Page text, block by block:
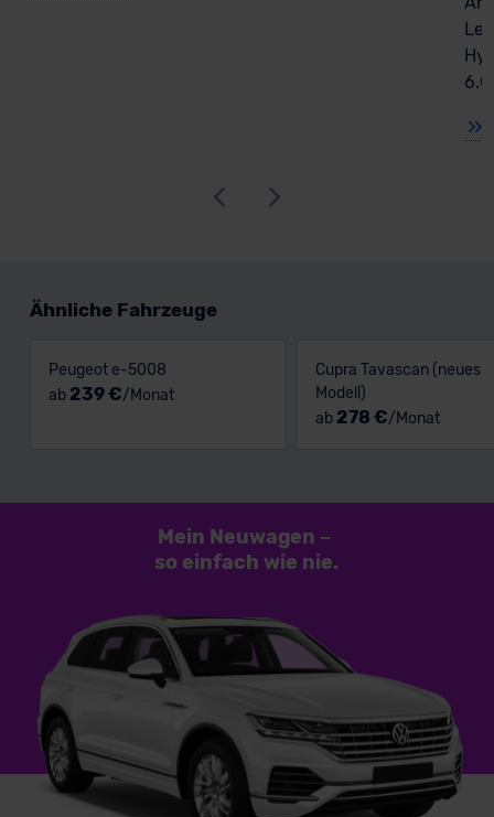
Ähnliche Fahrzeuge
Peugeot e-5008
ab 239 €/Monat
Cupra Tavascan (neues
Modell)
ab 278 €/Monat
Mein Neuwagen –
so einfach wie nie.